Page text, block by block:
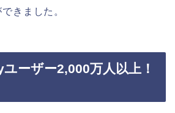
きました。
ーザー2,000万人以上！